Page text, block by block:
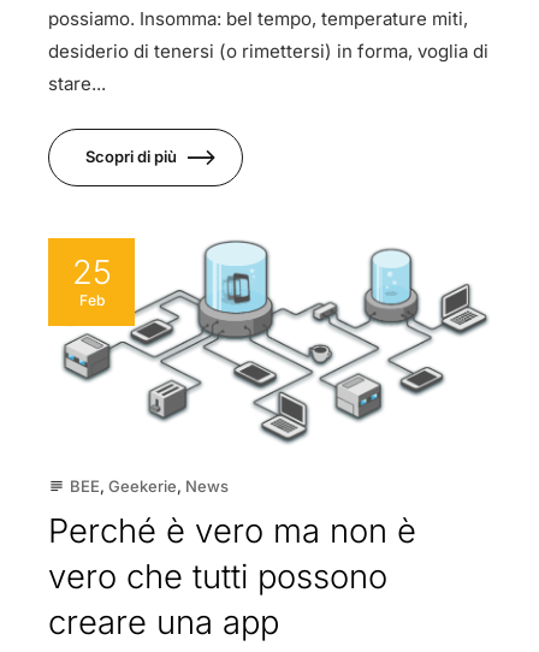
possiamo. Insomma: bel tempo, temperature miti,
desiderio di tenersi (o rimettersi) in forma, voglia di
stare...
Scopri di più
25
Feb
subject BEE, Geekerie, News
Perché è vero ma non è
vero che tutti possono
creare una app